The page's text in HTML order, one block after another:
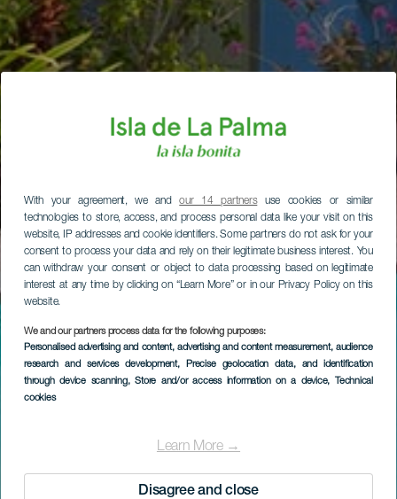
With your agreement, we andour 14 partnersuse cookies or similar
technologies to store, access, and process personal data like your visit on this
website, IP addresses and cookie identifiers. Some partners do not ask for your
consent to process your data and rely on their legitimate business interest. You
can withdraw your consent or object to data processing based on legitimate
interest at any time by clicking on “Learn More” or in our Privacy Policy on this
website.
We and our partners process data for the following purposes:
Personalised advertising and content, advertising and content measurement, audience
research and services development, Precise geolocation data, and identification
through device scanning, Store and/or access information on a device, Technical
cookies
Learn More →
Disagree and close